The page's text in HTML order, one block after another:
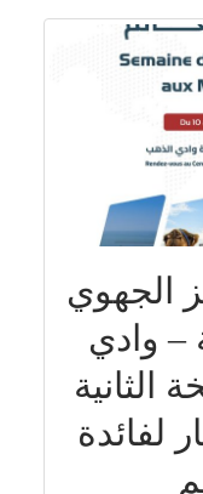
الجهوي
– وادي
الثانية
لفائدة